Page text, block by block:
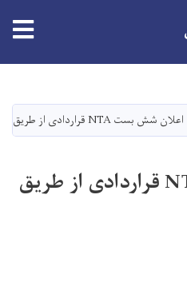
main
content
اعلان شش بست NTA قراردادی از طریق رقابت آزاد
اعلان شش بست NTA قراردادی از طریق